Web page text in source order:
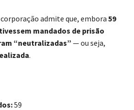
admite que, embora 59
mandados de prisão
“neutralizadas” — ou seja,
.
59